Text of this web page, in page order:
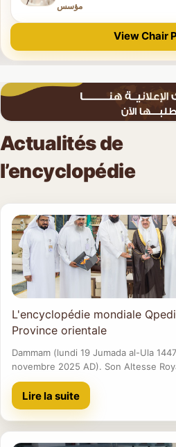
Qahtani, que Dieu lui
مؤسس
View Chair
Actualités de
l’encyclopédie
L'encyclopédie mondiale
Province orientale
Dammam (lundi 19 Jumada al-Ula
novembre 2025 AD). Son Altesse
Lire la suite